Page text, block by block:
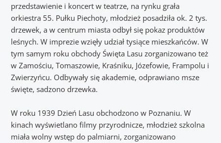
przedstawienie i koncert w teatrze, na rynku grała
orkiestra 55. Pułku Piechoty, młodzież posadziła ok. 2 tys.
drzewek, a w centrum miasta odbył się pokaz produktów
leśnych. W imprezie wzięły udział tysiące mieszkańców. W
tym samym roku obchody Święta Lasu zorganizowano też
w Zamościu, Tomaszowie, Kraśniku, Józefowie, Frampolu i
Zwierzyńcu. Odbywały się akademie, odprawiano msze
święte, sadzono drzewka.
W roku 1939 Dzień Lasu obchodzono w Poznaniu. W
kinach wyświetlano filmy przyrodnicze, młodzież szkolna
miała wolny wstęp do palmiarni, zorganizowano